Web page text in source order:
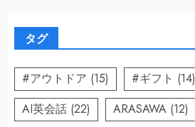
タグ
#アウトドア (15) #ギフト (14)
AI英会話 (22) ARASAWA (12)